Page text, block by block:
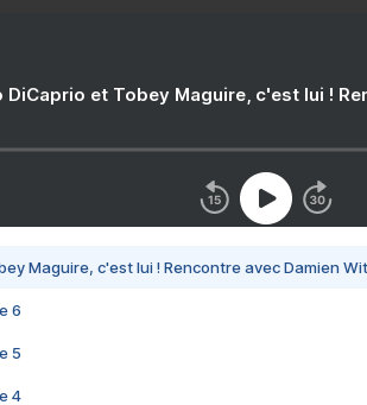
DiCaprio et Tobey Maguire, c'est lui !
Maguire, c'est lui ! Rencontre avec Damien
6
5
4